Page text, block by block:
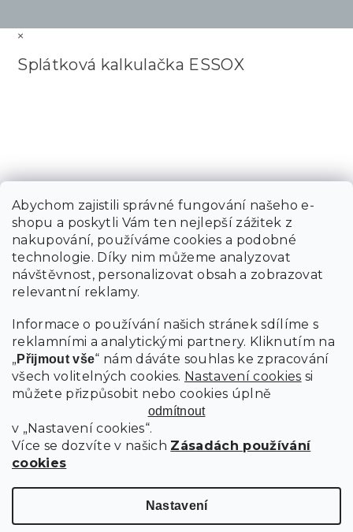
Abychom zajistili správné fungování našeho e-
shopu a poskytli Vám ten nejlepší zážitek z
nakupování, používáme cookies a podobné
technologie. Díky nim můžeme analyzovat
návštěvnost, personalizovat obsah a zobrazovat
relevantní reklamy.
Informace o používání našich stránek sdílíme s
reklamními a analytickými partnery. Kliknutím na
„Přijmout vše“ nám dáváte souhlas ke zpracování
všech volitelných cookies. Nastavení cookies si
můžete přizpůsobit nebo cookies úplně
odmítnout
v „Nastavení cookies“.
Více se dozvíte v našich Zásadách používání
cookies
Nastavení
×
Splátková kalkulačka ESSOX